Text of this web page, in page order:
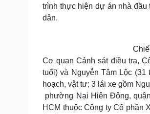
Sản phụ khoa
Nhi khoa
Ăn sạch sống khỏe
Cải chính
trình thực hiện dự án nhà
dân.
Cơ quan Cảnh sát điều tra,
tuổi) và Nguyễn Tâm Lộc
hoạch, vật tư; 3 lái xe gồm
phường Nại Hiên Đông,
HCM thuộc Công ty Cổ phần